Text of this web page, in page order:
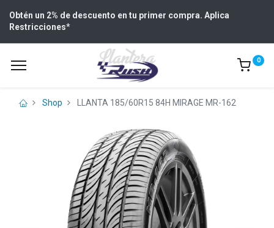
Obtén un 2% de descuento en tu primer compra. Aplica
Restricciones*
0
Shop LLANTA 185/60R15 84H MIRAGE MR-162